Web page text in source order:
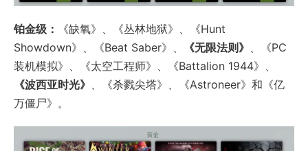
铂金级：
《缺氧》、《丛林地狱》、《Hunt
Showdown》、《Beat Saber》、
《无限法则》
、《PC
装机模拟》、《太空工程师》、《Battalion 1944》、
《波西亚时光》
、《杀戮尖塔》、《Astroneer》和《亿
万僵尸》。